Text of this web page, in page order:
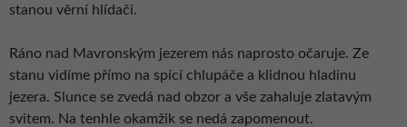
stanou věrní hlídači.
Ráno nad Mavronským jezerem nás naprosto očaruje. Ze
stanu vidíme přímo na spící chlupáče a klidnou hladinu
jezera. Slunce se zvedá nad obzor a vše zahaluje zlatavým
svitem. Na tenhle okamžik se nedá zapomenout.